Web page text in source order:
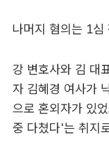
나머지 혐의는 1심
강 변호사와 김 대
자 김혜경 여사가
으로 혼외자가 있
중 다쳤다'는 취지